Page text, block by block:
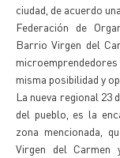
ciudad, de acuerdo
Federación de
Barrio Virgen del
misma posibilidad y
La nueva regional 23
del pueblo, es la
zona mencionada,
Virgen del